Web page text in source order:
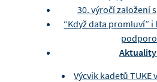
30. výročí založení
“Když data promluví”
Aktuality
Výcvik kadetů TUKE